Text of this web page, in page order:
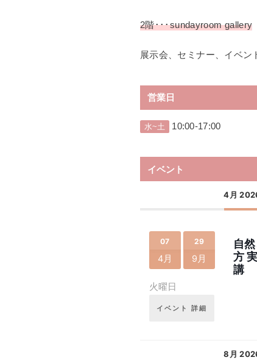
2階･･･sundayroom gallery
展示会、セミナー、イベン
営業日
水~土 10:00-17:00
イベント
4月
07
4月
29
9月
自
方
講
火曜日
イベント 詳細
8月